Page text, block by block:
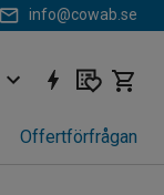
info@cowab.se
Offertförfrågan